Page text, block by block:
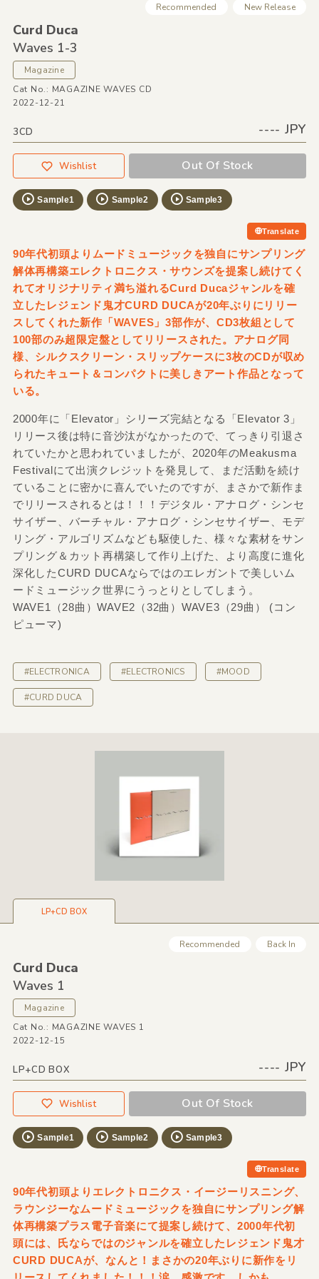
Recommended New Release
Curd Duca
Waves 1-3
Magazine
Cat No.: MAGAZINE WAVES CD
2022-12-21
3CD ---- JPY
Wishlist Out Of Stock
Sample1 Sample2 Sample3
Translate
90年代初頭よりムードミュージックを独自にサンプリング
解体再構築エレクトロニクス・サウンズを提案し続けてく
れてオリジナリティ満ち溢れるCurd Ducaジャンルを確
立したレジェンド鬼才CURD DUCAが20年ぶりにリリー
スしてくれた新作「WAVES」3部作が、CD3枚組として
100部のみ超限定盤としてリリースされた。アナログ同
様、シルクスクリーン・スリップケースに3枚のCDが収め
られたキュート＆コンパクトに美しきアート作品となって
いる。
2000年に「Elevator」シリーズ完結となる「Elevator 3」
リリース後は特に音沙汰がなかったので、てっきり引退さ
れていたかと思われていましたが、2020年のMeakusma
Festivalにて出演クレジットを発見して、まだ活動を続け
ていることに密かに喜んでいたのですが、まさかで新作ま
でリリースされるとは！！！デジタル・アナログ・シンセ
サイザー、バーチャル・アナログ・シンセサイザー、モデ
リング・アルゴリズムなども駆使した、様々な素材をサン
プリング＆カット再構築して作り上げた、より高度に進化
深化したCURD DUCAならではのエレガントで美しいム
ードミュージック世界にうっとりとしてしまう。
WAVE1（28曲）WAVE2（32曲）WAVE3（29曲） (コン
ピューマ)
#ELECTRONICA #ELECTRONICS #MOOD
#CURD DUCA
LP+CD BOX
Recommended Back In
Curd Duca
Waves 1
Magazine
Cat No.: MAGAZINE WAVES 1
2022-12-15
LP+CD BOX ---- JPY
Wishlist Out Of Stock
Sample1 Sample2 Sample3
Translate
90年代初頭よりエレクトロニクス・イージーリスニング、
ラウンジーなムードミュージックを独自にサンプリング解
体再構築プラス電子音楽にて提案し続けて、2000年代初
頭には、氏ならではのジャンルを確立したレジェンド鬼才
CURD DUCAが、なんと！まさかの20年ぶりに新作をリ